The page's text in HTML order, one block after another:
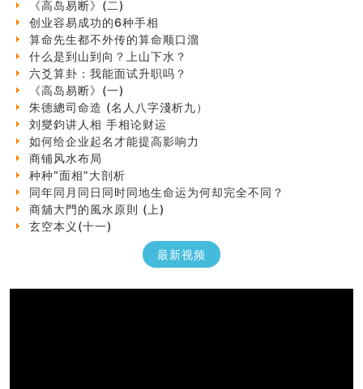
创业容易成功的6种手相
算命先生都不外传的算命顺口溜
什么是到山到向？上山下水？
六爻算卦：我能面试升职吗？
《高岛易断》(一)
朱德總司命造 (名⼈⼋字淺析九）
刘燮鈞讲人相 手相论财运
如何给企业起名才能提高影响力
商铺风水布局
种种“面相”大剖析
同年同月同日同时同地生命运为何却完全不同？
商舖大門的風水原則 (上)
玄空本义(十一)
家居常見風水形煞及化解方法 (三)
口相與命運
最新视频